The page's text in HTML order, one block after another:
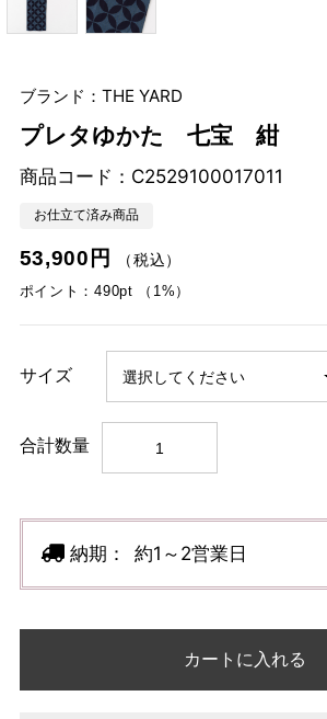
ブランド：THE YARD
プレタゆかた 七宝 紺
商品コード： C2529100017011
お仕立て済み商品
53,900円 （税込）
ポイント：490pt （1%）
サイズ
合計数量
納期： 約1～2営業日
カートに入れる